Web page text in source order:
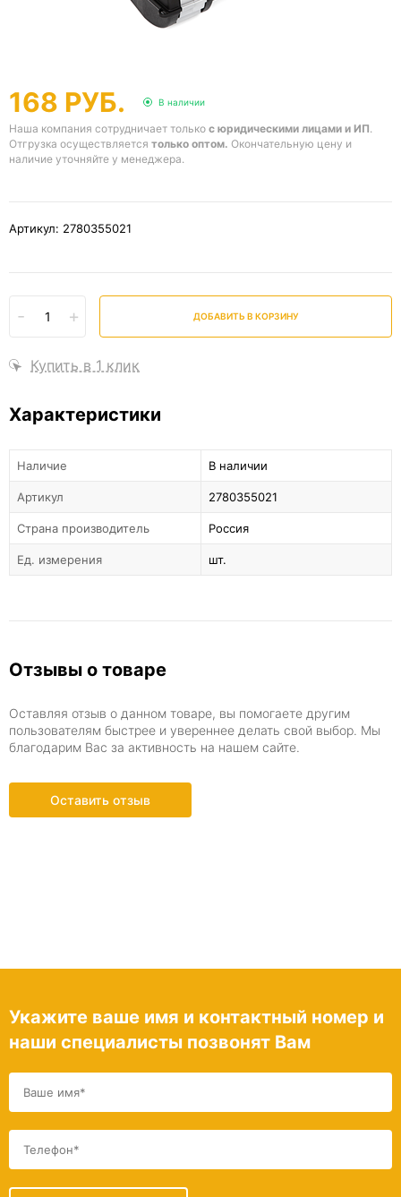
168 РУБ. В наличии
Наша компания сотрудничает только с юридическими лицами и ИП.
Отгрузка осуществляется только оптом. Окончательную цену и
наличие уточняйте у менеджера.
Артикул: 2780355021
- + ДОБАВИТЬ В КОРЗИНУ
Купить в 1 клик
Характеристики
Наличие В наличии
Артикул 2780355021
Страна производитель Россия
Ед. измерения шт.
Отзывы о товаре
Оставляя отзыв о данном товаре, вы помогаете другим
пользователям быстрее и увереннее делать свой выбор. Мы
благодарим Вас за активность на нашем сайте.
Оставить отзыв
Укажите ваше имя и контактный номер и
наши специалисты позвонят Вам